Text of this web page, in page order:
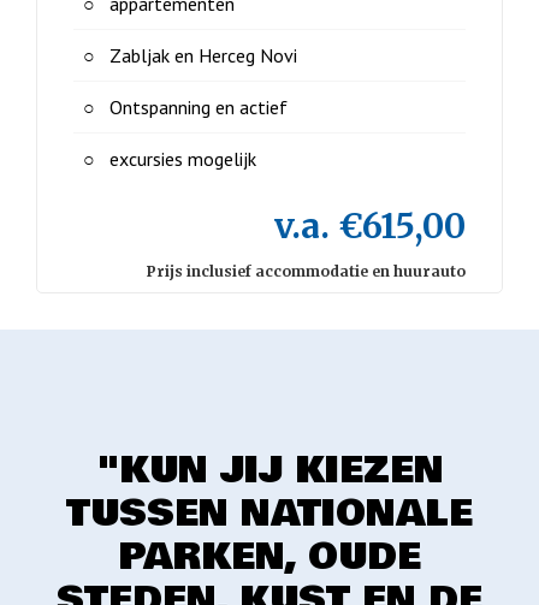
Zabljak en Herceg Novi
Ontspanning en actief
excursies mogelijk
v.a. €615,00
Prijs inclusief accommodatie en huurauto
"KUN JIJ KIEZEN
TUSSEN NATIONALE
PARKEN, OUDE